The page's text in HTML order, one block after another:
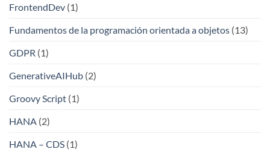
FrontendDev (1)
Fundamentos de la programación orientada a objetos (13)
GDPR (1)
GenerativeAIHub (2)
Groovy Script (1)
HANA (2)
HANA – CDS (1)